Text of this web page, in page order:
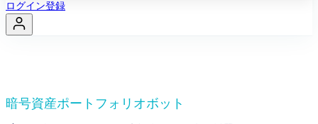
ログイン登録
暗号資産ポートフォリオボット